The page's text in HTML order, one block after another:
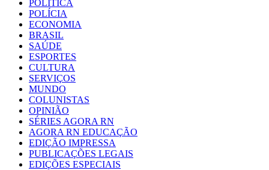
POLÍTICA
POLÍCIA
ECONOMIA
BRASIL
SAÚDE
ESPORTES
CULTURA
SERVIÇOS
MUNDO
COLUNISTAS
OPINIÃO
SÉRIES AGORA RN
AGORA RN EDUCAÇÃO
EDIÇÃO IMPRESSA
PUBLICAÇÕES LEGAIS
EDIÇÕES ESPECIAIS